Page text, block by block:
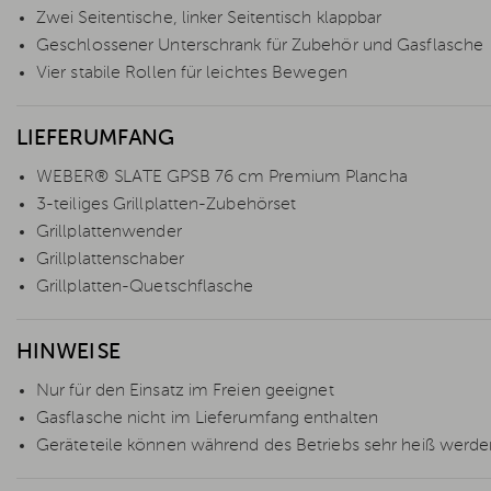
Zwei Seitentische, linker Seitentisch klappbar
Geschlossener Unterschrank für Zubehör und Gasflasche
Vier stabile Rollen für leichtes Bewegen
LIEFERUMFANG
WEBER® SLATE GPSB 76 cm Premium Plancha
3-teiliges Grillplatten-Zubehörset
Grillplattenwender
Grillplattenschaber
Grillplatten-Quetschflasche
HINWEISE
Nur für den Einsatz im Freien geeignet
Gasflasche nicht im Lieferumfang enthalten
Geräteteile können während des Betriebs sehr heiß